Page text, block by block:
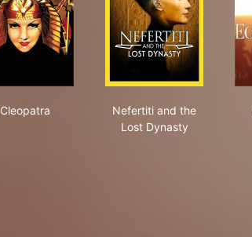
Cleopatra
Nefertiti and the
Lost Dynasty